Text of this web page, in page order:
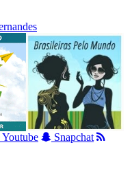
Youtube
Snapchat